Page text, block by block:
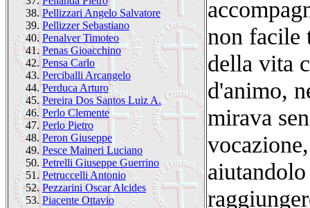
38. Pellizzari Angelo Salvatore
39. Pellizzer Sebastiano
40. Penalver Timoteo
41. Penas Gioacchino
42. Pensa Carlo
43. Perciballi Arcangelo
44. Perduca Arturo
45. Pereira Dos Santos Luiz A.
46. Perlo Clemente
47. Perlo Pietro
48. Peron Giuseppe
49. Pesce Maineri Luciano
50. Petrelli Giuseppe Guerrino
51. Petruccelli Antonio
52. Pezzarini Oscar Alcides
53. Piacente Ottavio
non facile
della vita
d'animo,
mirava